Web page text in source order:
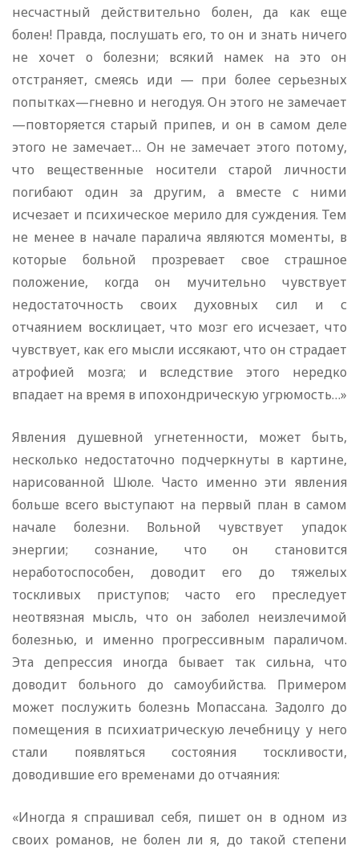
несчастный действительно болен, да как еще
болен! Правда, послушать его, то он и знать ничего
не хочет о болезни; всякий намек на это он
отстраняет, смеясь иди — при более серьезных
попытках—гневно и негодуя. Он этого не замечает
—повторяется старый припев, и он в самом деле
этого не замечает… Он не замечает этого потому,
что вещественные носители старой личности
погибают один за другим, а вместе с ними
исчезает и психическое мерило для суждения. Тем
не менее в начале паралича являются моменты, в
которые больной прозревает свое страшное
положение, когда он мучительно чувствует
недостаточность своих духовных сил и с
отчаянием восклицает, что мозг его исчезает, что
чувствует, как его мысли иссякают, что он страдает
атрофией мозга; и вследствие этого нередко
впадает на время в ипохондрическую угрюмость…»
Явления душевной угнетенности, может быть,
несколько недостаточно подчеркнуты в картине,
нарисованной Шюле. Часто именно эти явления
больше всего выступают на первый план в самом
начале болезни. Вольной чувствует упадок
энергии; сознание, что он становится
неработоспособен, доводит его до тяжелых
тоскливых приступов; часто его преследует
неотвязная мысль, что он заболел неизлечимой
болезнью, и именно прогрессивным параличом.
Эта депрессия иногда бывает так сильна, что
доводит больного до самоубийства. Примером
может послужить болезнь Мопассана. Задолго до
помещения в психиатрическую лечебницу у него
стали появляться состояния тоскливости,
доводившие его временами до отчаяния:
«Иногда я спрашивал себя, пишет он в одном из
своих романов, не болен ли я, до такой степени